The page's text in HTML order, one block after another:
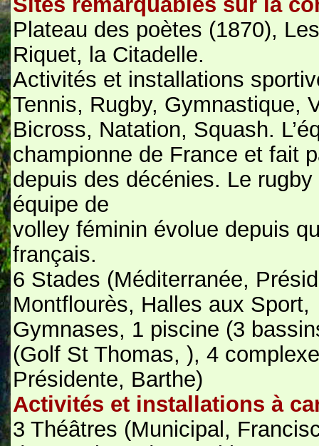
Plateau des poètes (1870),
Riquet, la Citadelle.
Activités et installations
Tennis, Rugby, Gymnastique,
Bicross, Natation, Squash.
championne de France et fait
depuis des décénies. Le
équipe de
volley féminin évolue depuis
français.
6 Stades (Méditerranée,
Montflourès, Halles aux Sport,
Gymnases, 1 piscine (3
(Golf St Thomas, ), 4
Présidente, Barthe)
Activités et installations à
3 Théâtres (Municipal,